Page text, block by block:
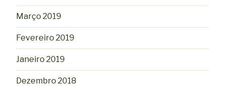
Março 2019
Fevereiro 2019
Janeiro 2019
Dezembro 2018